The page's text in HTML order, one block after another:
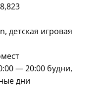
детская игровая
— 20:00 будни,
дни